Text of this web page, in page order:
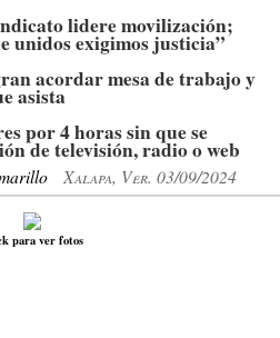
lidere movilización;
unidos exigimos justicia”
acordar mesa de trabajo y
asista
por 4 horas sin que se
de televisión, radio o web
Xalapa, Ver. 03/09/2024
para ver fotos